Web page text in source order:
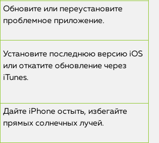
Обновите или переустановите
проблемное приложение.
Установите последнюю версию iOS
или откатите обновление через
iTunes.
Дайте iPhone остыть, избегайте
прямых солнечных лучей.